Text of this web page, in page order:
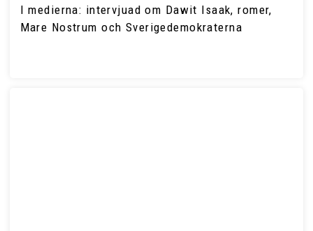
I medierna: intervjuad om Dawit Isaak, romer,
Mare Nostrum och Sverigedemokraterna